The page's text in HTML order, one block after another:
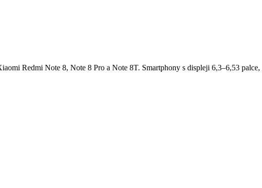
Redmi Note 8, Note 8 Pro a Note 8T. Smartphony s displeji 6,3–6,53